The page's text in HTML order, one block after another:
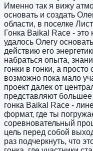
Именно так я вижу
основать и создать
области, в поселке
Гонка Baikal Race - это
удалось Олегу
действию его
набраться опыта,
гонки в гонки, а просто
возможно пока мало
проект далек от
представляют большее
гонка Baikal Race -
формат, где ты
соревновательный
цель перед собой
раз подчеркнуть, что